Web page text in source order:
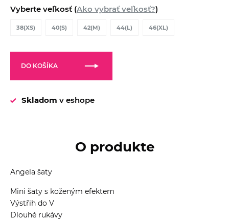
Vyberte veľkosť (Ako vybrať veľkosť?)
38(XS) 40(S) 42(M) 44(L) 46(XL)
DO KOŠÍKA
Skladom v eshope
O produkte
Angela šaty
Mini šaty s koženým efektem
Výstřih do V
Dlouhé rukávy